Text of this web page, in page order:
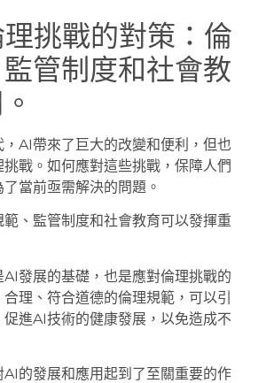
挑戰的對策：倫
管制度和社會教
AI帶來了巨大的改變和便利，但也
戰。如何應對這些挑戰，保障人們
當前亟需解決的問題。
、監管制度和社會教育可以發揮重
發展的基礎，也是應對倫理挑戰的
理、符合道德的倫理規範，可以引
進AI技術的健康發展，以免造成不
的發展和應用起到了至關重要的作